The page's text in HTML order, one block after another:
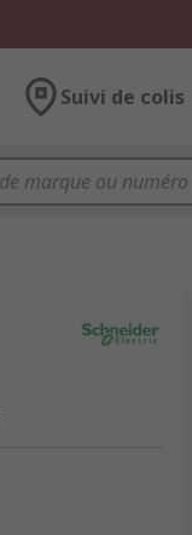
Suivi de colis